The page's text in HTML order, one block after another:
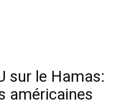
sur le Hamas:
américaines